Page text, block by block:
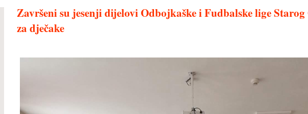
Završeni su jesenji dijelovi Odbojkaške i Fudbalske lige
za dječake